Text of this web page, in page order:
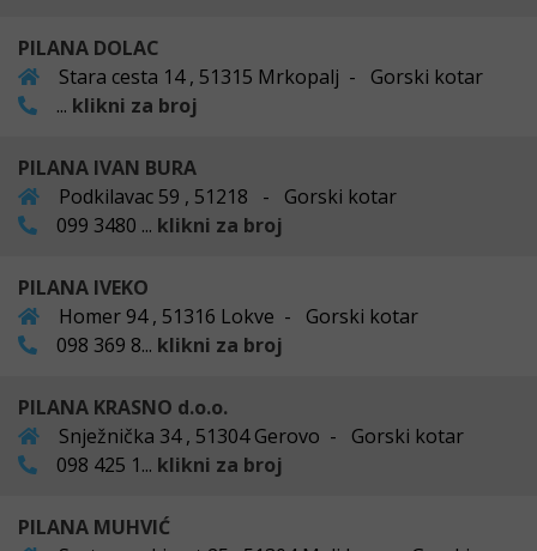
PILANA DOLAC
Stara cesta 14 , 51315 Mrkopalj - Gorski kotar
... klikni za broj
PILANA IVAN BURA
Podkilavac 59 , 51218 - Gorski kotar
099 3480 ... klikni za broj
PILANA IVEKO
Homer 94 , 51316 Lokve - Gorski kotar
098 369 8... klikni za broj
PILANA KRASNO d.o.o.
Snježnička 34 , 51304 Gerovo - Gorski kotar
098 425 1... klikni za broj
PILANA MUHVIĆ